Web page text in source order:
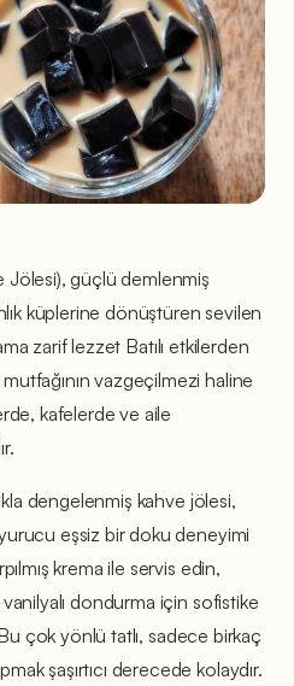
Jölesi), güçlü demlenmiş
küplerine dönüştüren sevilen
zarif lezzet Batılı etkilerden
vazgeçilmezi haline
kafelerde ve aile
dengelenmiş kahve jölesi,
eşsiz bir doku deneyimi
krema ile servis edin,
dondurma için sofistike
çok yönlü tatlı, sadece birkaç
şaşırtıcı derecede kolaydır.